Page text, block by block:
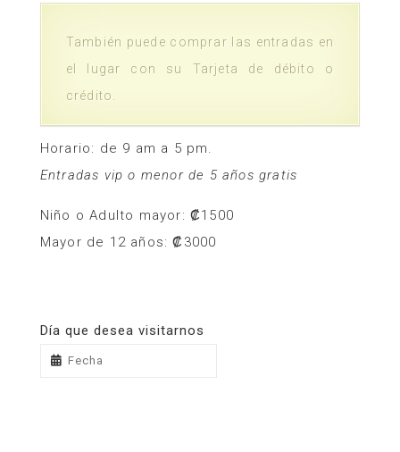
También puede comprar las entradas en
el lugar con su Tarjeta de débito o
crédito.
Horario: de 9 am a 5 pm.
Entradas vip o menor de 5 años gratis
Niño o Adulto mayor: ₡1500
Mayor de 12 años: ₡3000
Día que desea visitarnos